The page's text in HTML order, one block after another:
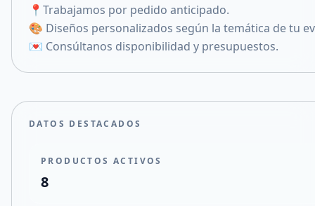
📍Trabajamos por pedido anticipado.
🎨 Diseños personalizados según la temática de tu
💌 Consúltanos disponibilidad y presupuestos.
DATOS DESTACADOS
PRODUCTOS ACTIVOS
8